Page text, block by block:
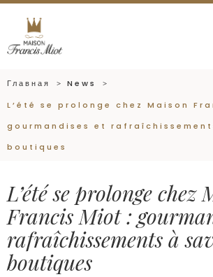
Главная
News
L’été se prolonge chez Maison
gourmandises et
boutiques
L’été se prolonge chez
Francis Miot :
rafraîchissements à
boutiques